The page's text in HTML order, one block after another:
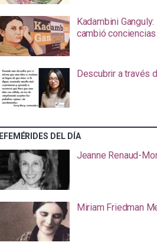
Kadambini
cambió
Descubrir a través
EFEMÉRIDES DEL DÍA
Jeanne Renaud-
Miriam Friedman